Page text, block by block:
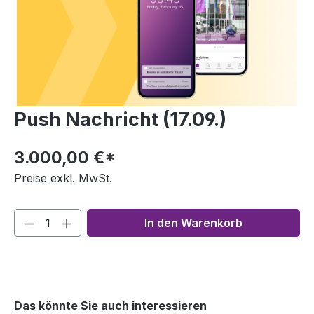
Push Nachricht (17.09.)
3.000,00 €*
Preise exkl. MwSt.
In den Warenkorb
Das könnte Sie auch interessieren